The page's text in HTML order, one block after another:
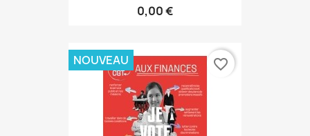
0,00 €
NOUVEAU favorite_border